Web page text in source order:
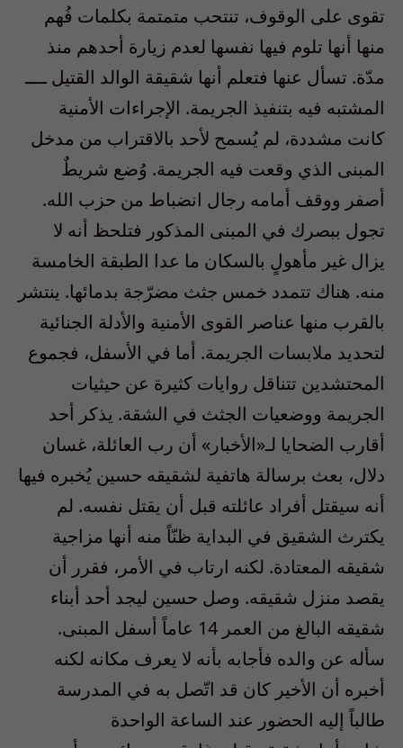
تقوى على الوقوف، تنتحب متمتمة بكلمات فُهم
منها أنها تلوم فيها نفسها لعدم زيارة أحدهم منذ
مدّة. تسأل عنها فتعلم أنها شقيقة الوالد القتيل ــــ
المشتبه فيه بتنفيذ الجريمة. الإجراءات الأمنية
كانت مشددة، لم يُسمح لأحد بالاقتراب من مدخل
المبنى الذي وقعت فيه الجريمة. وُضع شريطٌ
أصفر ووقف أمامه رجال انضباط من حزب الله.
تجول ببصرك في المبنى المذكور فتلحظ أنه لا
يزال غير مأهولٍ بالسكان ما عدا الطبقة الخامسة
منه. هناك تتمدد خمس جثث مضرّجة بدمائها. ينتشر
بالقرب منها عناصر القوى الأمنية والأدلة الجنائية
لتحديد ملابسات الجريمة. أما في الأسفل، فجموع
المحتشدين تتناقل روايات كثيرة عن حيثيات
الجريمة ووضعيات الجثث في الشقة. يذكر أحد
أقارب الضحايا لـ«الأخبار» أن رب العائلة، غسان
دلال، بعث برسالة هاتفية لشقيقه حسين يُخبره فيها
أنه سيقتل أفراد عائلته قبل أن يقتل نفسه. لم
يكترث الشقيق في البداية ظنّاً منه أنها مزاجية
شقيقه المعتادة. لكنه ارتاب في الأمر، فقرر أن
يقصد منزل شقيقه. وصل حسين ليجد أحد أبناء
شقيقه البالغ من العمر 14 عاماً أسفل المبنى.
سأله عن والده فأجابه بأنه لا يعرف مكانه لكنه
أخبره أن الأخير كان قد اتّصل به في المدرسة
طالباً إليه الحضور عند الساعة الواحدة